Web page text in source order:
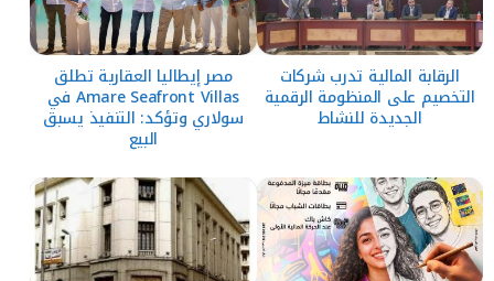
الرقابة المالية تدرب شركات
التخصيم على المنظومة الرقمية
الجديدة للنشاط
مصر إيطاليا العقارية تطلق
Amare Seafront Villas في
سولاري وتؤكد: التنفيذ يسبق
البيع